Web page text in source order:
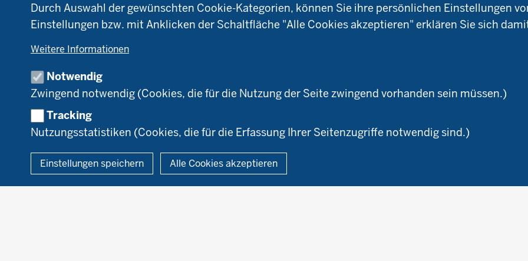
Durch Auswahl der gewünschten Cookie-Kategorien, können Sie ihre persönlichen Einstellungen
Einstellungen bzw. mit Anklicken der Schaltfläche "Alle Cookies akzeptieren" erklären Sie sich
Weitere Informationen
Notwendig
Zwingend notwendig (Cookies, die für die Nutzung der Seite zwingend vorhanden sein müssen.)
Tracking
Nutzungsstatistiken (Cookies, die für die Erfassung Ihrer Seitenzugriffe notwendig sind.)
Einstellungen speichern Alle Cookies akzeptieren
Fußzeile
NRW
Pflanzenbau
Förderung
NRW
Biokreis
Ökologischer Landbau
Versuchsbetriebe
Arbeitsschwerpunkte